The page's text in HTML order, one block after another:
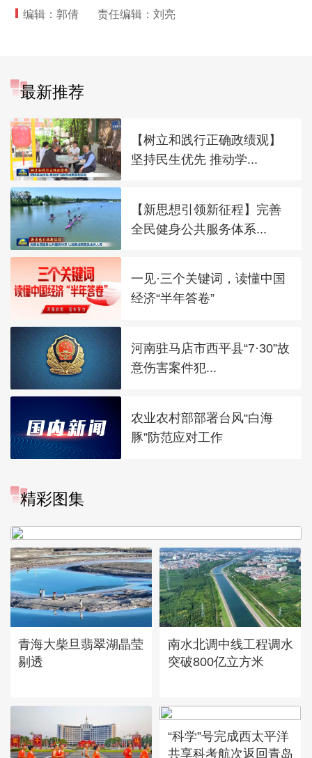
编辑：郭倩 责任编辑：刘亮
最新推荐
【树立和践行正确政绩观】
坚持民生优先 推动学...
【新思想引领新征程】完善
全民健身公共服务体系...
一见·三个关键词，读懂中国
经济“半年答卷”
河南驻马店市西平县“7·30”故
意伤害案件犯...
农业农村部部署台风“白海
豚”防范应对工作
精彩图集
“大地指纹”奏响夏夜文旅乐
青海大柴旦翡翠湖晶莹
剔透
南水北调中线工程调水
突破800亿立方米
“科学”号完成西太平洋
共享科考航次返回青岛